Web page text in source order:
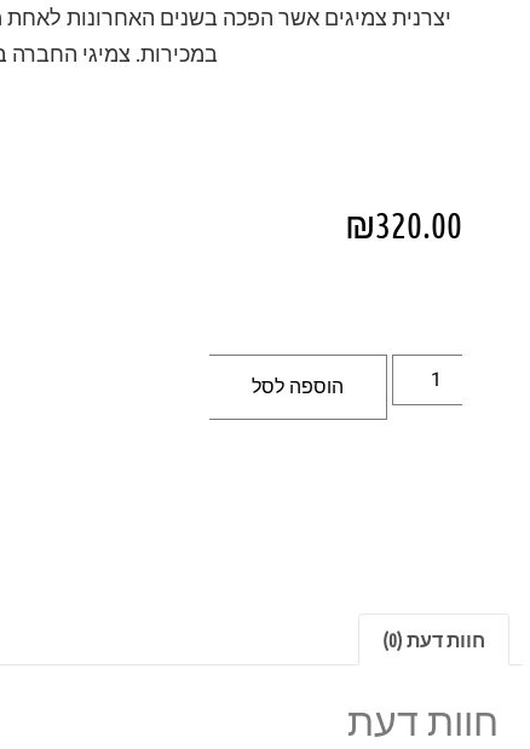
יצרנית צמיגים אשר הפכה בשנים האחרונות לאחת
במכירות. צמיגי החברה
₪320.00
הוספה לסל
חוות דעת (0)
חוות דעת